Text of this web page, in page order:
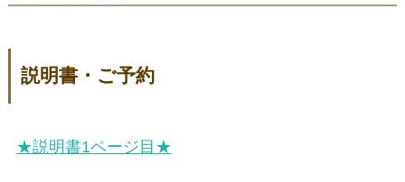
説明書・ご予約
★説明書1ページ目★